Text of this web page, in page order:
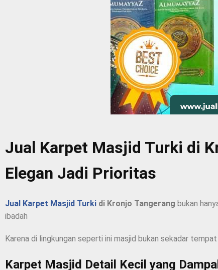
Jual Karpet Masjid Turki di
Elegan Jadi Prioritas
Jual Karpet Masjid Turki di Kronjo Tangerang bukan
ibadah
Karena di lingkungan seperti ini masjid bukan sekadar
Karpet Masjid Detail Kecil yang